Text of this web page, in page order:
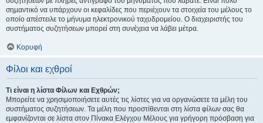
σημαντικό να υπάρχουν οι κεφαλίδες που περιέχουν τα στοιχεία του μέλους το
οποίο απέστειλε το μήνυμα ηλεκτρονικού ταχυδρομείου. Ο διαχειριστής του
συστήματος συζητήσεων μπορεί στη συνέχεια να λάβει μέτρα.
Κορυφή
Φίλοι και εχθροί
Τι είναι η λίστα Φίλων και Εχθρών;
Μπορείτε να χρησιμοποιήσετε αυτές τις λίστες για να οργανώσετε τα μέλη του
συστήματος συζητήσεων. Τα μέλη που προστίθενται στη λίστα φίλων σας θα
εμφανίζονται σε λίστα στον Πίνακα Ελέγχου Μέλους για γρήγορη πρόσβαση για